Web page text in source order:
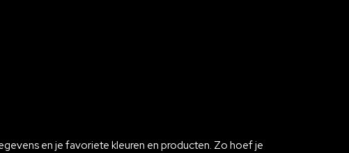
en je favoriete kleuren en producten. Zo hoef je